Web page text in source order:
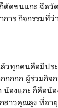
ตัดขนแกะ ฉีด
าร กิจกรรมที่ว่
วทุกคนคือมีปร
กกก ผู้ร่วมกิจ
น้องแกะ ก็คือน้
สาวคุณลุง ที่อ